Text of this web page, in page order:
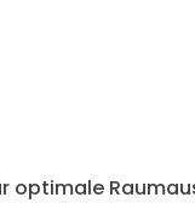
optimale